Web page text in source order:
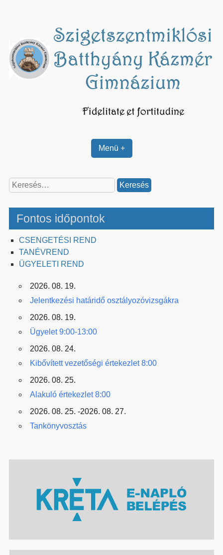
Menü +
Keresés:
Fontos időpontok
CSENGETÉSI REND
TANÉVREND
ÜGYELETI REND
2026. 08. 19.
Jelentkezési határidő osztályozóvizsgákra
2026. 08. 19.
Ügyelet 9:00-13:00
2026. 08. 24.
Kibővített vezetőségi értekezlet 8:00
2026. 08. 25.
Alakuló értekezlet 8:00
2026. 08. 25. -2026. 08. 27.
Tankönyvosztás